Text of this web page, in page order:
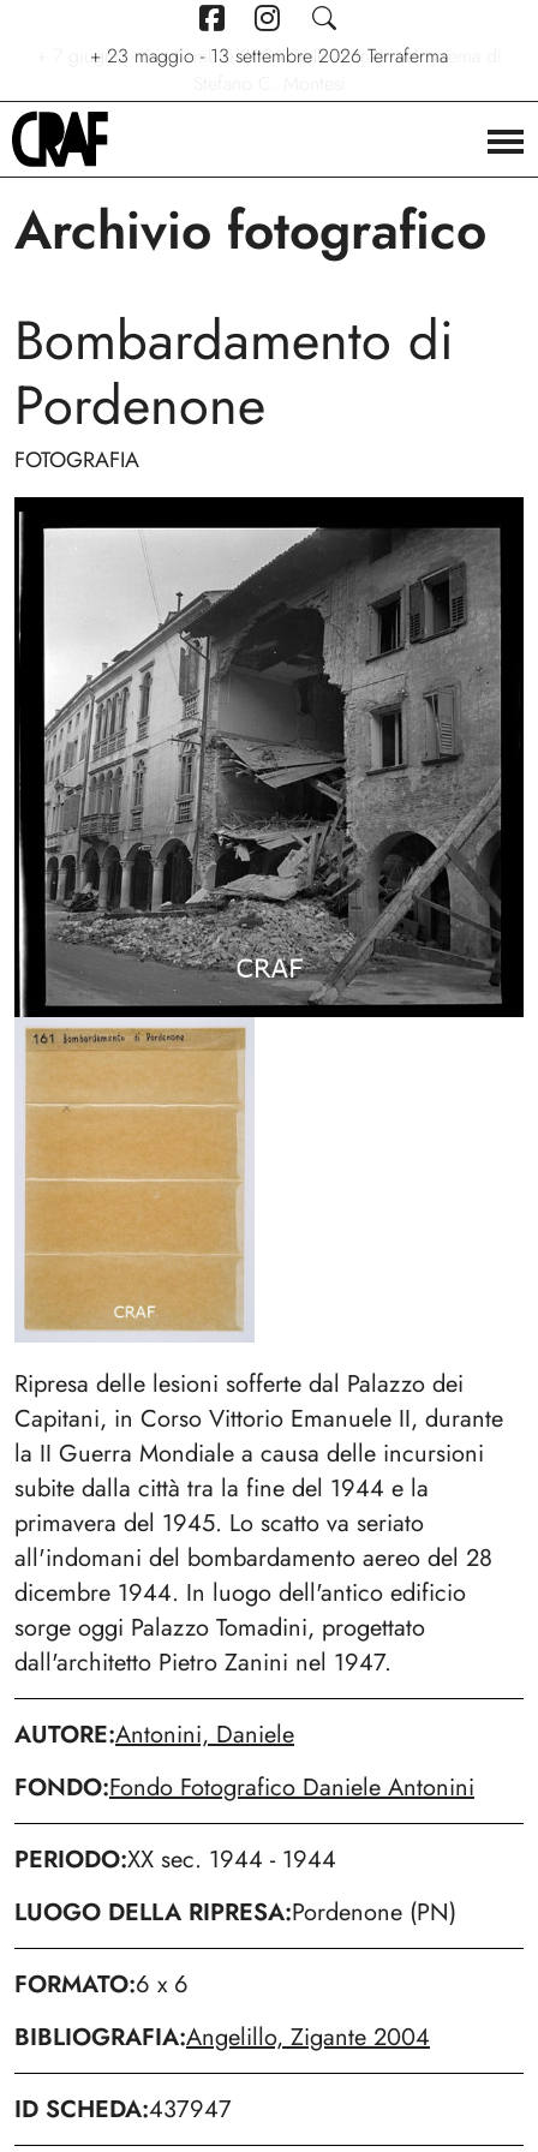
7 giugno - 6 settembre 2026 Stelle. Ritratti nel cinema di
+ 23 maggio - 13 settembre 2026 Terraferma
+ 24/04/2026 - 27/09/2026 Via per le strade
Archivio fotografico
Bombardamento di
Pordenone
FOTOGRAFIA
Ripresa delle lesioni sofferte dal Palazzo dei
Capitani, in Corso Vittorio Emanuele II, durante
la II Guerra Mondiale a causa delle incursioni
subite dalla città tra la fine del 1944 e la
primavera del 1945. Lo scatto va seriato
all'indomani del bombardamento aereo del 28
dicembre 1944. In luogo dell'antico edificio
sorge oggi Palazzo Tomadini, progettato
dall'architetto Pietro Zanini nel 1947.
AUTORE Antonini, Daniele
FONDO Fondo Fotografico Daniele Antonini
PERIODO XX sec. 1944 - 1944
LUOGO DELLA RIPRESA Pordenone (PN)
FORMATO 6 x 6
BIBLIOGRAFIA Angelillo, Zigante 2004
ID SCHEDA 437947